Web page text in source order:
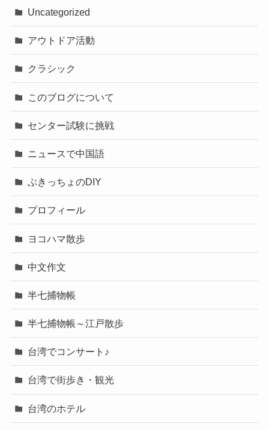
Uncategorized
アウトドア活動
クラシック
このブログについて
センター試験に挑戦
ニュースで中国語
ぶきっちょのDIY
プロフィール
ヨコハマ散歩
中文作文
半七捕物帳
半七捕物帳～江戸散歩
台湾でコンサート♪
台湾で街歩き・観光
台湾のホテル